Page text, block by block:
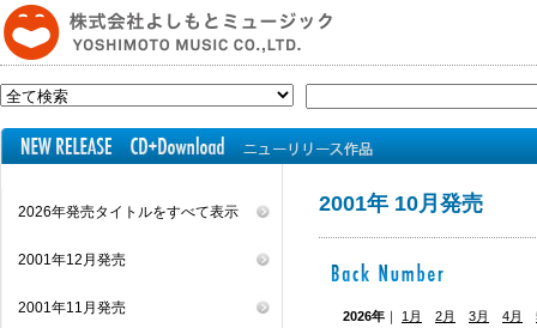
2026年発売タイトルをすべて表示
2001年12月発売
2001年11月発売
2001年 10月発売
2026年 ｜ 1月 2月 3月 4月